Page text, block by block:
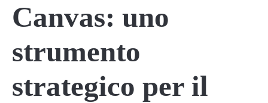
Canvas: uno
strumento
strategico per il